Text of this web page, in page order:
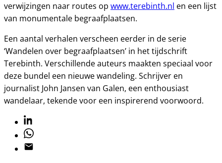
verwijzingen naar routes op www.terebinth.nl en een lijst
van monumentale begraafplaatsen.
Een aantal verhalen verscheen eerder in de serie
‘Wandelen over begraafplaatsen’ in het tijdschrift
Terebinth. Verschillende auteurs maakten speciaal voor
deze bundel een nieuwe wandeling. Schrijver en
journalist John Jansen van Galen, een enthousiast
wandelaar, tekende voor een inspirerend voorwoord.
Linkedin
Whatsapp
Email